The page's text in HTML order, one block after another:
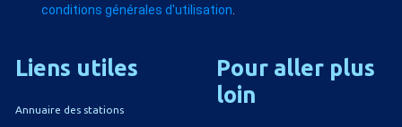
conditions générales d'utilisation.
Liens utiles
Annuaire des stations
Pour aller plus
loin